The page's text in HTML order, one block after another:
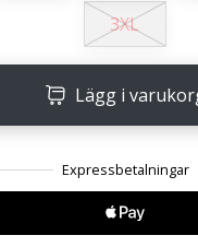
3XL
Lägg i